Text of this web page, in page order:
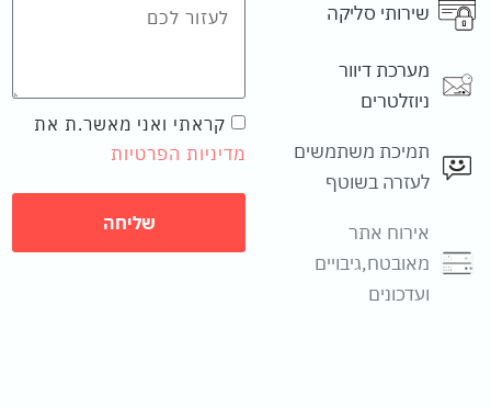
שירותי סליקה
מערכת דיוור
ניוזלטרים
תמיכת משתמשים
לעזרה בשוטף
אירוח אתר
מאובטח,גיבויים
ועדכונים
קראתי ואני מאשר.ת את
מדיניות הפרטיות
שליחה